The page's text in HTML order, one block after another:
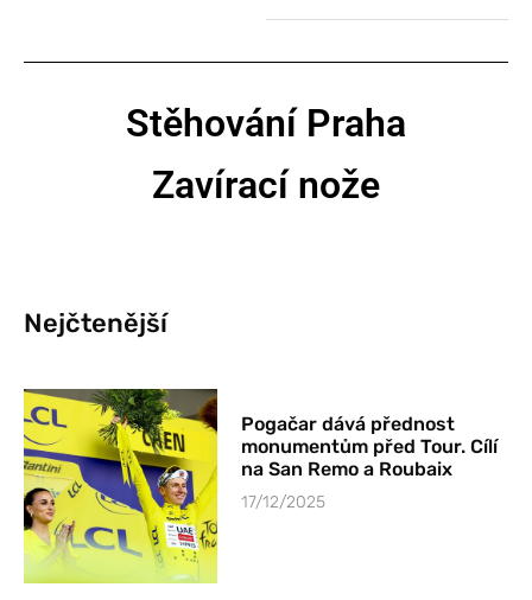
Stěhování Praha
Zavírací nože
Nejčtenější
Pogačar dává přednost
monumentům před Tour. Cílí
na San Remo a Roubaix
17/12/2025